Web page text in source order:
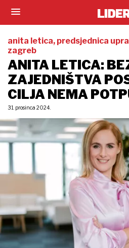
anita letica, predsjednica
zagreb
ANITA LETICA:
ZAJEDNIŠTVA
CILJA NEMA
31. prosinca 2024.